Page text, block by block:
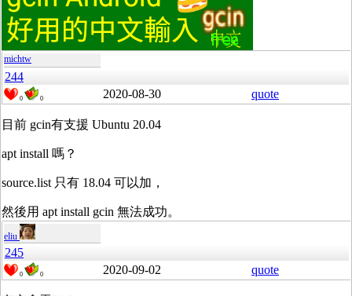
michtw
244
0 0 2020-08-30 quote
目前 gcin有支援 Ubuntu 20.04
apt install 嗎？
source.list 只有 18.04 可以加，
然後用 apt install gcin 無法成功。
eliu
245
0 0 2020-09-02 quote